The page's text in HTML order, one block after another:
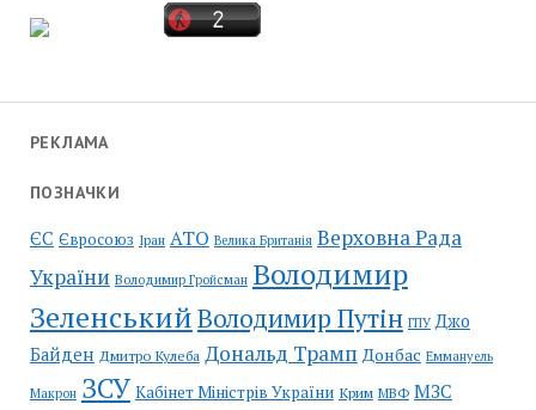
РЕКЛАМА
ПОЗНАЧКИ
ЄС Євросоюз Іран АТО Велика Британія Верховна Рада
України Володимир Гройсман Володимир
ЗеленськийВолодимир Путін ГПУ Джо
Байден Дмитро Кулеба Дональд Трамп Донбас Еммануель
Макрон ЗСУ Кабінет Міністрів України Крим МВФ МЗС